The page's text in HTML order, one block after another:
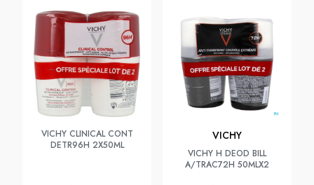
VICHY CLINICAL CONT
DETR96H 2X50ML
VICHY
VICHY H DEOD BILL
A/TRAC72H 50MLX2